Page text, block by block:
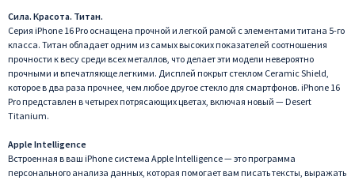
Сила. Красота. Титан.
Серия iPhone 16 Pro оснащена прочной и легкой рамой с элементами титана 5-го
класса. Титан обладает одним из самых высоких показателей соотношения
прочности к весу среди всех металлов, что делает эти модели невероятно
прочными и впечатляюще легкими. Дисплей покрыт стеклом Ceramic Shield,
которое в два раза прочнее, чем любое другое стекло для смартфонов. iPhone 16
Pro представлен в четырех потрясающих цветах, включая новый — Desert
Titanium.
Apple Intelligence
Встроенная в ваш iPhone система Apple Intelligence — это программа
персонального анализа данных, которая помогает вам писать тексты, выражать